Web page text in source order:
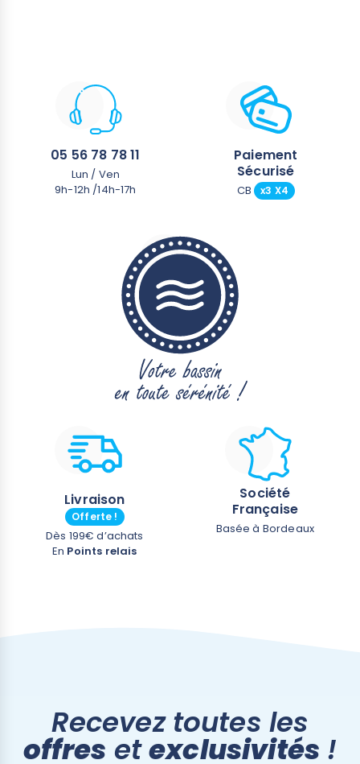
05 56 78 78 11
Lun / Ven
9h-12h /14h-17h
Paiement
Sécurisé
CB x3 X4
Livraison
Offerte !
Dès 199€ d’achats
En Points relais
Société
Française
Basée à Bordeaux
Recevez toutes les
offres etexclusivités !